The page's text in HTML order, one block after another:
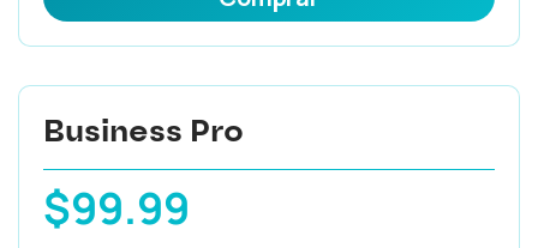
Business Pro
$99.99